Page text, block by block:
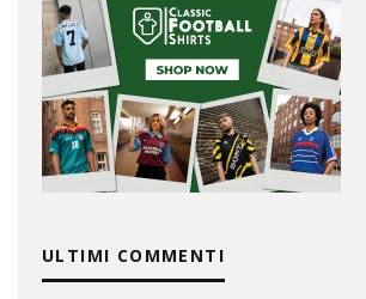
ULTIMI COMMENTI